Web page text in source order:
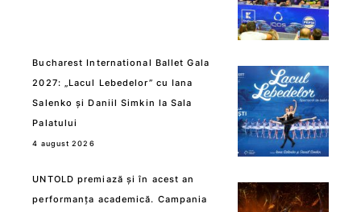
Bucharest International Ballet Gala
2027: „Lacul Lebedelor” cu Iana
Salenko și Daniil Simkin la Sala
Palatului
4 august 2026
UNTOLD premiază și în acest an
performanța academică. Campania